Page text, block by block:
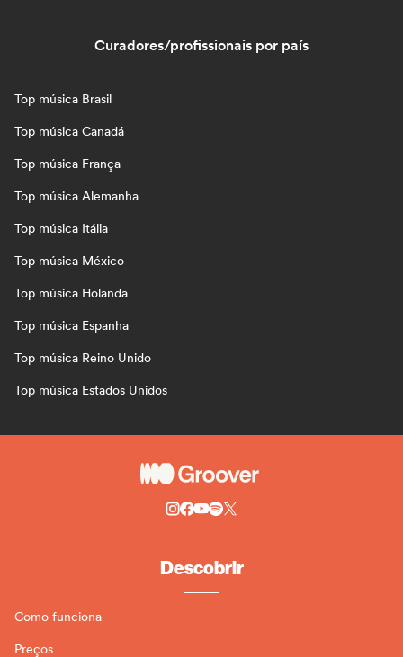
Curadores/profissionais por país
Top música Brasil
Top música Canadá
Top música França
Top música Alemanha
Top música Itália
Top música México
Top música Holanda
Top música Espanha
Top música Reino Unido
Top música Estados Unidos
Descobrir
Como funciona
Preços